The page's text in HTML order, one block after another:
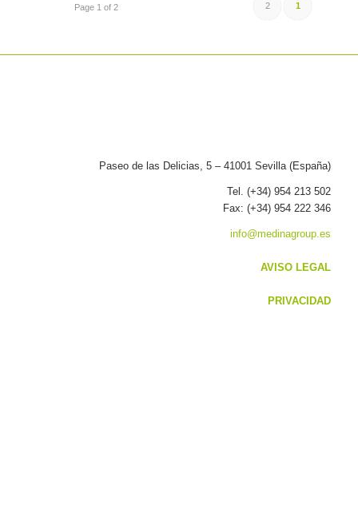
Page 1 of 2 1
2
Paseo de las Delicias, 5 – 41001 Sevilla (España)
Tel. (+34) 954 213 502
Fax: (+34) 954 222 346
info@medinagroup.es
AVISO LEGAL
PRIVACIDAD